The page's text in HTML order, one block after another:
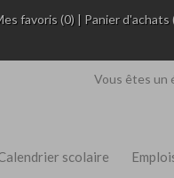
favoris (0) | Panier d'achats
Vous êtes un
scolaire